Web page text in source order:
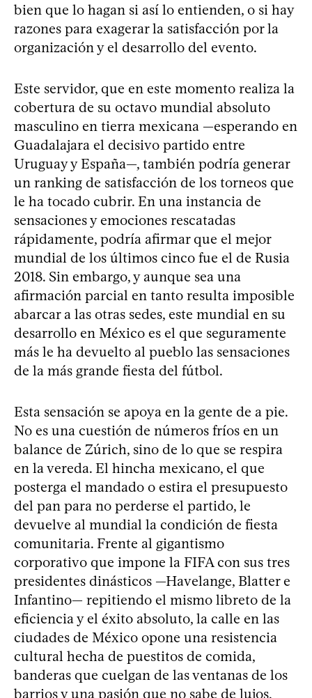
bien que lo hagan si así lo entienden, o si hay
razones para exagerar la satisfacción por la
organización y el desarrollo del evento.
Este servidor, que en este momento realiza la
cobertura de su octavo mundial absoluto
masculino en tierra mexicana —esperando en
Guadalajara el decisivo partido entre
Uruguay y España—, también podría generar
un ranking de satisfacción de los torneos que
le ha tocado cubrir. En una instancia de
sensaciones y emociones rescatadas
rápidamente, podría afirmar que el mejor
mundial de los últimos cinco fue el de Rusia
2018. Sin embargo, y aunque sea una
afirmación parcial en tanto resulta imposible
abarcar a las otras sedes, este mundial en su
desarrollo en México es el que seguramente
más le ha devuelto al pueblo las sensaciones
de la más grande fiesta del fútbol.
Esta sensación se apoya en la gente de a pie.
No es una cuestión de números fríos en un
balance de Zúrich, sino de lo que se respira
en la vereda. El hincha mexicano, el que
posterga el mandado o estira el presupuesto
del pan para no perderse el partido, le
devuelve al mundial la condición de fiesta
comunitaria. Frente al gigantismo
corporativo que impone la FIFA con sus tres
presidentes dinásticos —Havelange, Blatter e
Infantino— repitiendo el mismo libreto de la
eficiencia y el éxito absoluto, la calle en las
ciudades de México opone una resistencia
cultural hecha de puestitos de comida,
banderas que cuelgan de las ventanas de los
barrios y una pasión que no sabe de lujos,